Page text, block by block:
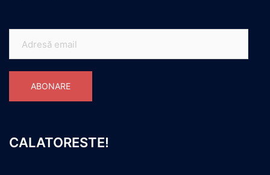
email
ABONARE
CALATORESTE!